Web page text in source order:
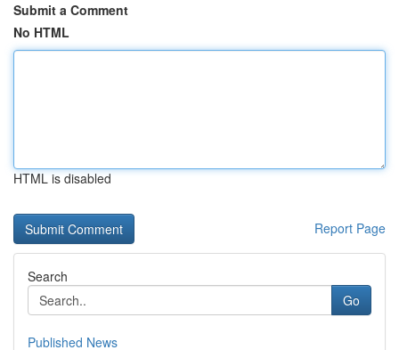
Submit a Comment
No HTML
HTML is disabled
Report Page
Search
Go
Published News